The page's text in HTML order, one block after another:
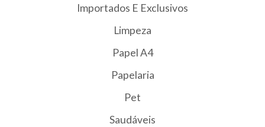
Importados E Exclusivos
Limpeza
Papel A4
Papelaria
Pet
Saudáveis